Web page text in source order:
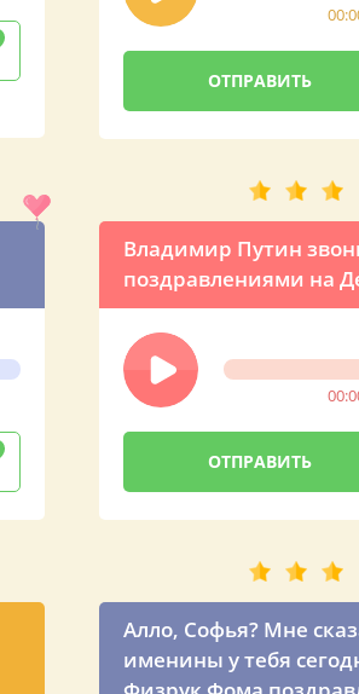
Владимир Путин
поздравлениями на
Алло, Софья? Мне
именины у тебя